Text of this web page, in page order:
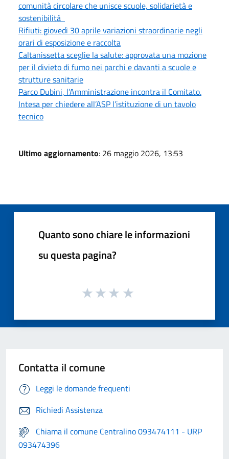
comunità circolare che unisce scuole, solidarietà e
sostenibilità
Rifiuti: giovedì 30 aprile variazioni straordinarie negli
orari di esposizione e raccolta
Caltanissetta sceglie la salute: approvata una mozione
per il divieto di fumo nei parchi e davanti a scuole e
strutture sanitarie
Parco Dubini, l’Amministrazione incontra il Comitato.
Intesa per chiedere all’ASP l’istituzione di un tavolo
tecnico
Ultimo aggiornamento: 26 maggio 2026, 13:53
Quanto sono chiare le informazioni
su questa pagina?
Contatta il comune
Leggi le domande frequenti
Richiedi Assistenza
Chiama il comune Centralino 093474111 - URP
093474396